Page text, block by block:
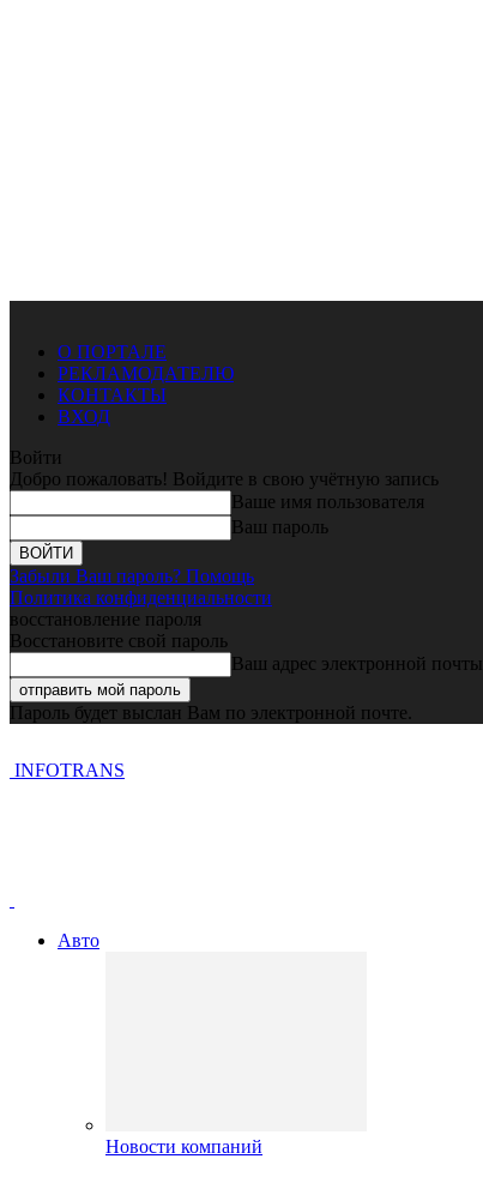
О ПОРТАЛЕ
РЕКЛАМОДАТЕЛЮ
КОНТАКТЫ
ВХОД
Войти
Добро пожаловать! Войдите в свою учётную запись
Ваше имя пользователя
Ваш пароль
Забыли Ваш пароль? Помощь
Политика конфиденциальности
восстановление пароля
Восстановите свой пароль
Ваш адрес электронной почты
Пароль будет выслан Вам по электронной почте.
INFOTRANS
Авто
Новости компаний